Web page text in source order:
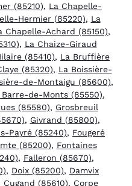
(85210), La Chapelle-
Hermier (85220), La
Chapelle-Achard (85150),
, La Chaize-Giraud
(85410), La Bruffière
(85320), La Boissière-
de-Montaigu (85600),
Barre-de-Monts (85550),
(85580), Grosbreuil
, Givrand (85800),
Payré (85240), Fougeré
(85200), Fontaines
, Falleron (85670),
, Doix (85200), Damvix
Cugand (85610), Corpe